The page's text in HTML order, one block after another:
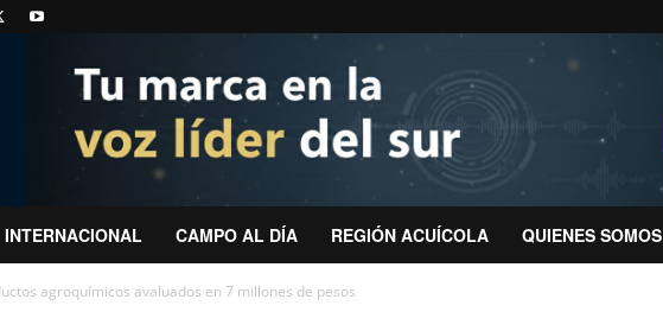
INTERNACIONAL CAMPO AL DÍA REGIÓN ACUÍCOLA QUIENES SOMOS
agroquímicos avaluados en 7 millones de pesos